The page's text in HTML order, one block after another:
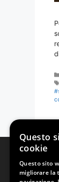
Questo
cookie
Questo sito
migliorare la